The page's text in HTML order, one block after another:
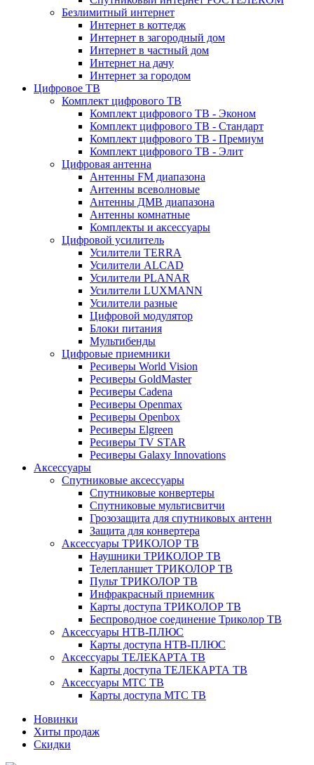
Безлимитный интернет
Интернет в коттедж
Интернет в загородный дом
Интернет в частный дом
Интернет на дачу
Интернет за городом
Цифровое ТВ
Комплект цифрового ТВ
Комплект цифрового ТВ - Эконом
Комплект цифрового ТВ - Стандарт
Комплект цифрового ТВ - Премиум
Комплект цифрового ТВ - Элит
Цифровая антенна
Антенны FM диапазона
Антенны всеволновые
Антенны ДМВ диапазона
Антенны комнатные
Комплекты и аксессуары
Цифровой усилитель
Усилители TERRA
Усилители ALCAD
Усилители PLANAR
Усилители LUXMANN
Усилители разные
Цифровой модулятор
Блоки питания
Мультибенды
Цифровые приемники
Ресиверы World Vision
Ресиверы GoldMaster
Ресиверы Cadena
Ресиверы Openmax
Ресиверы Openbox
Ресиверы Elgreen
Ресиверы TV STAR
Ресиверы Galaxy Innovations
Аксессуары
Спутниковые аксессуары
Спутниковые конвертеры
Спутниковые мультисвитчи
Грозозащита для спутниковых антенн
Защита для конвертера
Аксессуары ТРИКОЛОР ТВ
Наушники ТРИКОЛОР ТВ
Телепланшет ТРИКОЛОР ТВ
Пульт ТРИКОЛОР ТВ
Инфракрасный приемник
Карты доступа ТРИКОЛОР ТВ
Беспроводное соединение Триколор ТВ
Аксессуары НТВ-ПЛЮС
Карты доступа НТВ-ПЛЮС
Аксессуары ТЕЛЕКАРТА ТВ
Карты доступа ТЕЛЕКАРТА ТВ
Аксессуары МТС ТВ
Карты доступа МТС ТВ
Новинки
Хиты продаж
Скидки